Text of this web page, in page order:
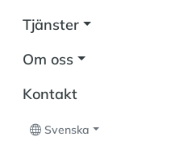
Tjänster
Om oss
Kontakt
Svenska